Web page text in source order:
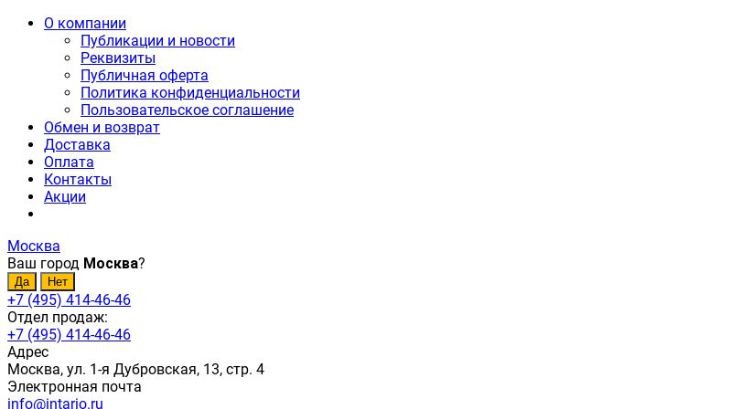
О компании
Публикации и новости
Реквизиты
Публичная оферта
Политика конфиденциальности
Пользовательское соглашение
Обмен и возврат
Доставка
Оплата
Контакты
Акции
Москва
Ваш город Москва?
+7 (495) 414-46-46
Отдел продаж:
+7 (495) 414-46-46
Адрес
Москва, ул. 1-я Дубровская, 13, стр. 4
Электронная почта
info@intario.ru